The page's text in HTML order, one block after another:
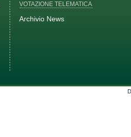
VOTAZIONE TELEMATICA
Archivio News